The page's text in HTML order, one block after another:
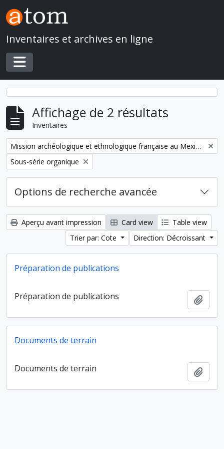
Skip to main content
Inventaires et archives en ligne
Toggle navigation
Affichage de 2 résultats
Inventaires
Remove filter:
Mission archéologique et ethnologique française au Mexique
Remove filter:
Sous-série organique
Options de recherche avancée
Aperçu avant impression Card view
Table view
Trier par: Cote
Direction: Décroissant
Préparation de publications
Préparation de publications
Documents de terrain
Documents de terrain